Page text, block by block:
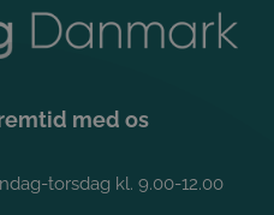
med os
torsdag kl. 9.00-12.00